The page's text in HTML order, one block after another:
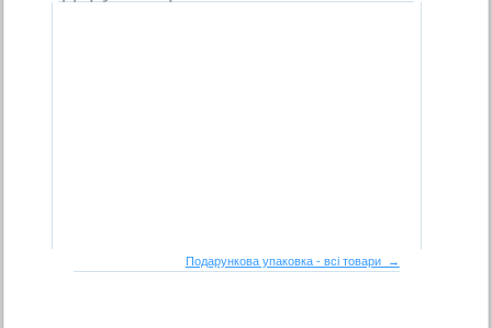
Подарункова упаковка - всі товари →